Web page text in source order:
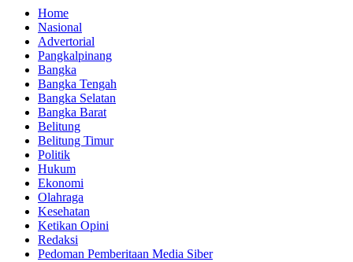
Home
Nasional
Advertorial
Pangkalpinang
Bangka
Bangka Tengah
Bangka Selatan
Bangka Barat
Belitung
Belitung Timur
Politik
Hukum
Ekonomi
Olahraga
Kesehatan
Ketikan Opini
Redaksi
Pedoman Pemberitaan Media Siber